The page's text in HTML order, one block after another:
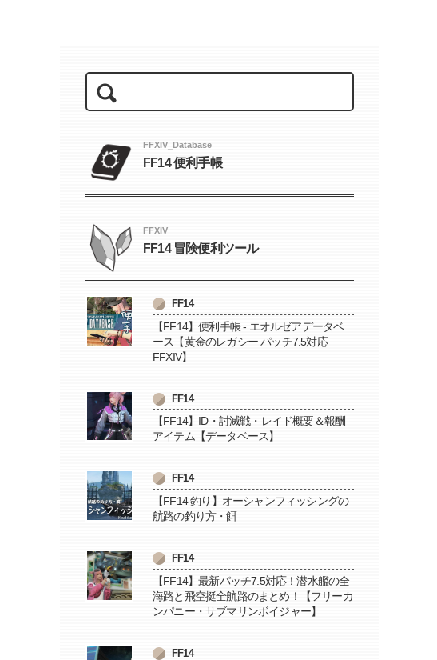
FFXIV_Database
FF14 便利手帳
FFXIV
FF14 冒険便利ツール
FF14
【FF14】便利手帳 - エオルゼアデータベ
ース【黄金のレガシー パッチ7.5対応
FFXIV】
FF14
【FF14】ID・討滅戦・レイド概要＆報酬
アイテム【データベース】
FF14
【FF14 釣り】オーシャンフィッシングの
航路の釣り方・餌
FF14
【FF14】最新パッチ7.5対応！潜水艦の全
海路と飛空挺全航路のまとめ！【フリーカ
ンパニー・サブマリンボイジャー】
FF14